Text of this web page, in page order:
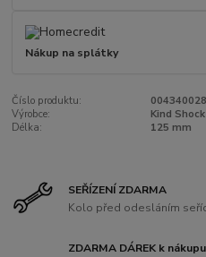
Nákup na splátky
Číslo produktu:
Výrobce:
Kind Shock
Délka:
125 mm
SEŘÍZENÍ ZDARMA
Kolo před odesláním
ZDARMA DÁREK k